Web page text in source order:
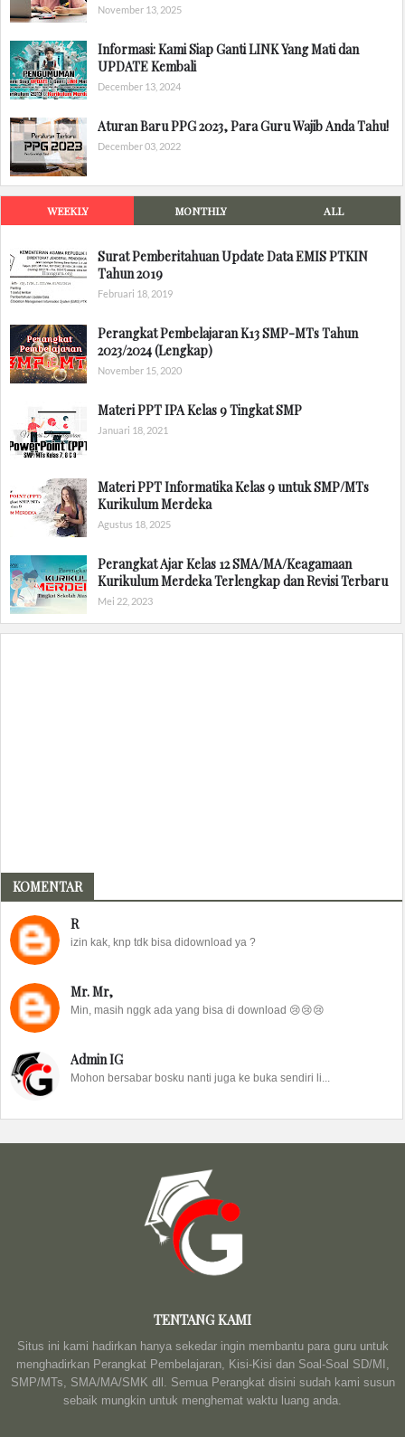
November 13, 2025
Informasi: Kami Siap Ganti LINK Yang Mati dan
UPDATE Kembali
December 13, 2024
Aturan Baru PPG 2023, Para Guru Wajib Anda Tahu!
December 03, 2022
WEEKLY MONTHLY ALL
Surat Pemberitahuan Update Data EMIS PTKIN
Tahun 2019
Februari 18, 2019
Perangkat Pembelajaran K13 SMP-MTs Tahun
2023/2024 (Lengkap)
November 15, 2020
Materi PPT IPA Kelas 9 Tingkat SMP
Januari 18, 2021
Materi PPT Informatika Kelas 9 untuk SMP/MTs
Kurikulum Merdeka
Agustus 18, 2025
Perangkat Ajar Kelas 12 SMA/MA/Keagamaan
Kurikulum Merdeka Terlengkap dan Revisi Terbaru
Mei 22, 2023
KOMENTAR
R
izin kak, knp tdk bisa didownload ya ?
Mr. Mr,
Min, masih nggk ada yang bisa di download 😢😢😢
Admin IG
Mohon bersabar bosku nanti juga ke buka sendiri li...
TENTANG KAMI
Situs ini kami hadirkan hanya sekedar ingin membantu para guru untuk
menghadirkan Perangkat Pembelajaran, Kisi-Kisi dan Soal-Soal SD/MI,
SMP/MTs, SMA/MA/SMK dll. Semua Perangkat disini sudah kami susun
sebaik mungkin untuk menghemat waktu luang anda.